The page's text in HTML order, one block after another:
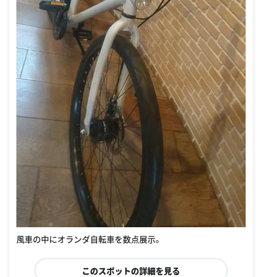
風車の中にオランダ自転車を数点展示。
このスポットの詳細を見る